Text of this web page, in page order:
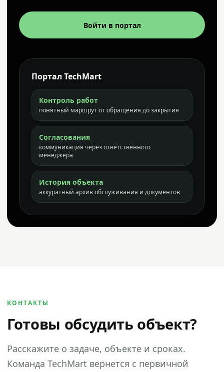
Войти в портал
Портал TechMart
Контроль работ
понятный маршрут от обращения до закрытия
Согласования
коммуникация через ответственного
менеджера
История объекта
аккуратный архив обслуживания и документов
КОНТАКТЫ
Готовы обсудить объект?
Расскажите о задаче, объекте и сроках.
Команда TechMart вернется с первичной